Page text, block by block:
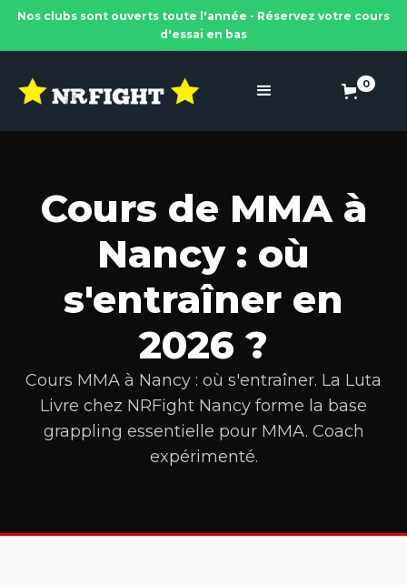
Nos clubs sont ouverts toute l'année - Réservez votre cours
d'essai en bas
0
Cours de MMA à
Nancy : où
s'entraîner en
2026 ?
Cours MMA à Nancy : où s'entraîner. La Luta
Livre chez NRFight Nancy forme la base
grappling essentielle pour MMA. Coach
expérimenté.